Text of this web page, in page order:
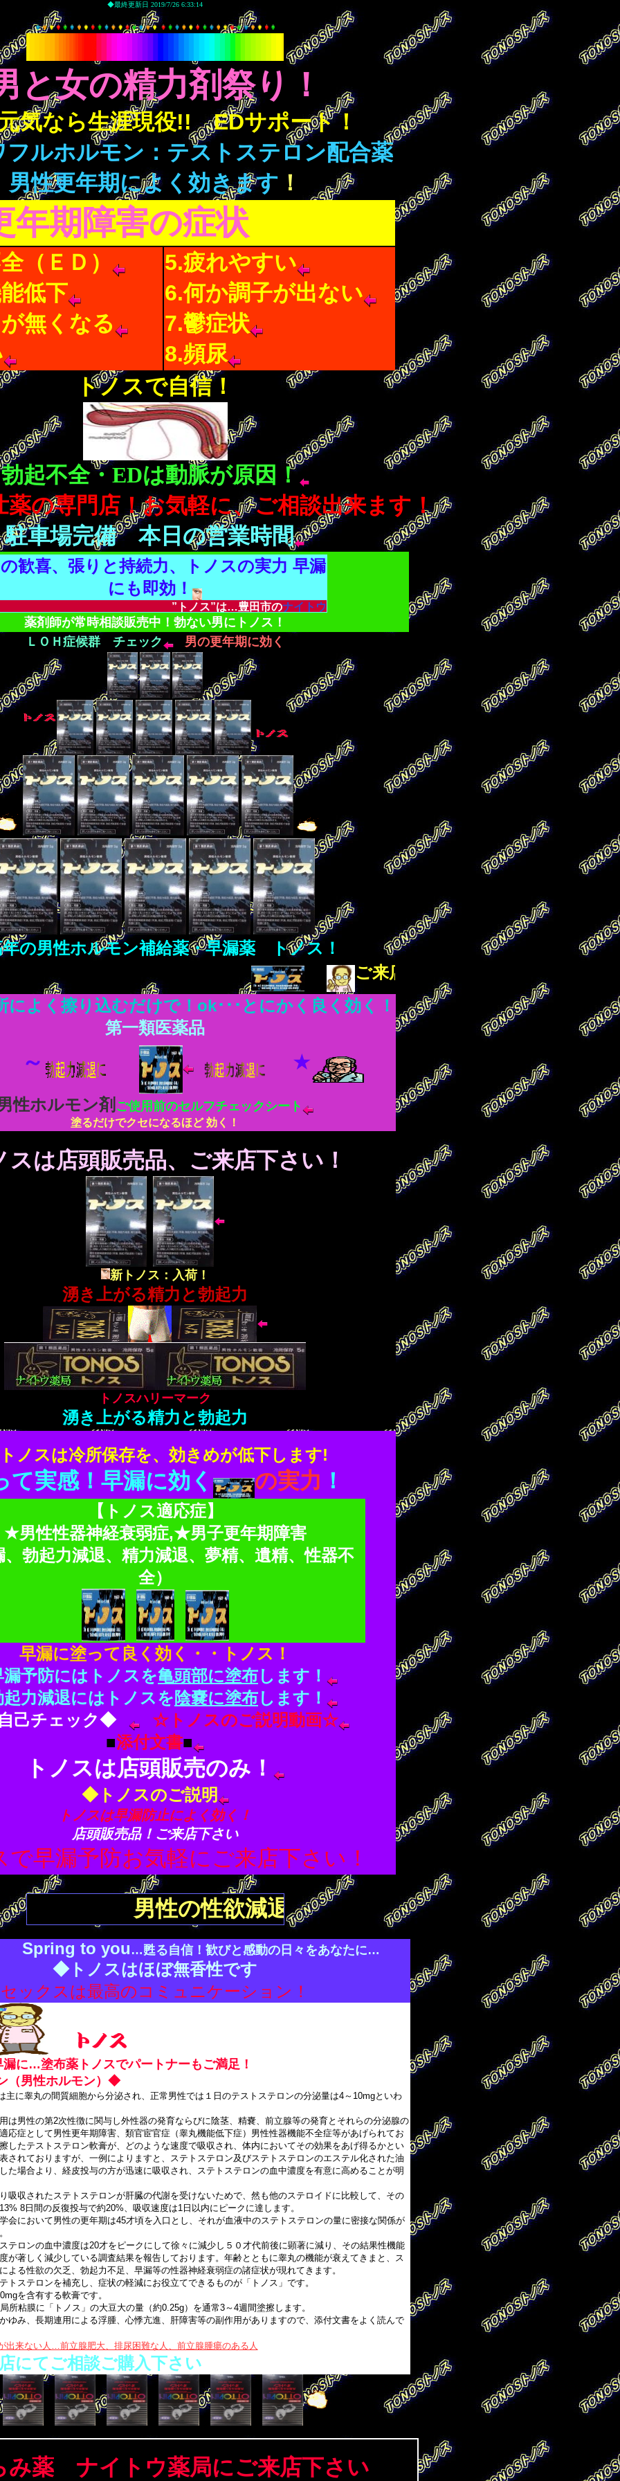
◆最終更新日 2019/7/26 6:33:14
と女の精力剤祭り！
気なら生涯現役!! EDサポート！
フルホルモン：テストステロン配合薬
男性更年期によく効きます ！
年期障害の症状
（ＥＤ）
低下
無くなる
5.疲れやすい
6.何か調子が出ない
7.鬱症状
8.頻尿
トノスで自信！
勃起不全・EDは動脈が原因！
薬の専門店！お気軽に、ご相談出来ます！
駐車場完備 本日の営業時間
歓喜、張りと持続力、トノスの実力 早漏
にも即効！
”トノス”は…豊田市のナイトウ薬局でどうか買ってやってくだされ！お頼み申し候、店頭にお
薬剤師が常時相談販売中！勃ない男にトノス！
ＬＯＨ症候群 チェック
男の更年期に効く
の男性ホルモン補給薬・早漏薬 トノス！
ご来店ください、私がしっかりとご
によく擦り込むだけで！ok･･･とにかく良く効く！
第一類医薬品
～ ★
性ホルモン剤 ご使用前のセルフチェックシート
塗るだけでクセになるほど 効く！
スは店頭販売品、ご来店下さい！
新トノス：入荷！
湧き上がる精力と勃起力
トノスハリーマーク
湧き上がる精力と勃起力
ノスは冷所保存を、効きめが低下します!
て実感！早漏に効く の実力 ！
【トノス適応症】
★男性性器神経衰弱症,★男子更年期障害
、勃起力減退、精力減退、夢精、遺精、性器不
全）
早漏に塗って良く効く・・トノス！
予防にはトノスを亀頭部に塗布します！
力減退にはトノスを陰嚢に塗布します！
己チェック◆
☆トノスのご説明動画☆
■添付文書■
トノスは店頭販売のみ！
◆トノスのご説明
トノスは早漏防止によく効く！
店頭販売品！ご来店下さい
早漏予防お気軽にご来店下さい！
男性の性欲減退症に…内服薬プリズマホルモン！
Spring to you …甦る自信！歓びと感動の日々をあなたに…
◆トノスはほぼ無香性です
ックスは最高のコミュニケーション！
に…塗布薬トノスでパートナーもご満足！
（男性ホルモン）◆
主に睾丸の間質細胞から分泌され、正常男性では１日のテストステロンの分泌量は4～10mgといわ
は男性の第2次性徴に関与し外性器の発育ならびに陰茎、精嚢、前立腺等の発育とそれらの分泌腺の
応症として男性更年期障害、類官宦官症（睾丸機能低下症）男性性器機能不全症等があげられてお
したテストステロン軟膏が、どのような速度で吸収され、体内においてその効果をあげ得るかとい
されておりますが、一例によりますと、ステトステロン及びステトステロンのエステル化された油
た場合より、経皮投与の方が迅速に吸収され、ステトステロンの血中濃度を有意に高めることが明
吸収されたステトステロンが肝臓の代謝を受けないためで、然も他のステロイドに比較して、その
8日間の反復投与で約20%、吸収速度は1日以内にピークに達します。
において男性の更年期は45才頃を入口とし、それが血液中のステトステロンの量に密接な関係が
テロンの血中濃度は20才をピークにして徐々に減少し５０才代前後に顕著に減り、その結果性機能
が著しく減少している調査結果を報告しております。年齢とともに睾丸の機能が衰えてきまと、ス
よる性欲の欠乏、勃起力不足、早漏等の性器神経衰弱症の諸症状が現れてきます。
ステロンを補充し、症状の軽減にお役立てできるものが「トノス」です。
を含有する軟膏です。
所粘膜に「トノス」の大豆大の量（約0.25g）を通常3～4週間塗擦します。
ゆみ、長期連用による浮腫、心悸亢進、肝障害等の副作用がありますので、添付文書をよく読んで
来ない人…前立腺肥大、排尿困難な人、前立腺腫瘍のある人
にてご相談ご購入下さい
み薬 ナイトウ薬局にご来店下さい